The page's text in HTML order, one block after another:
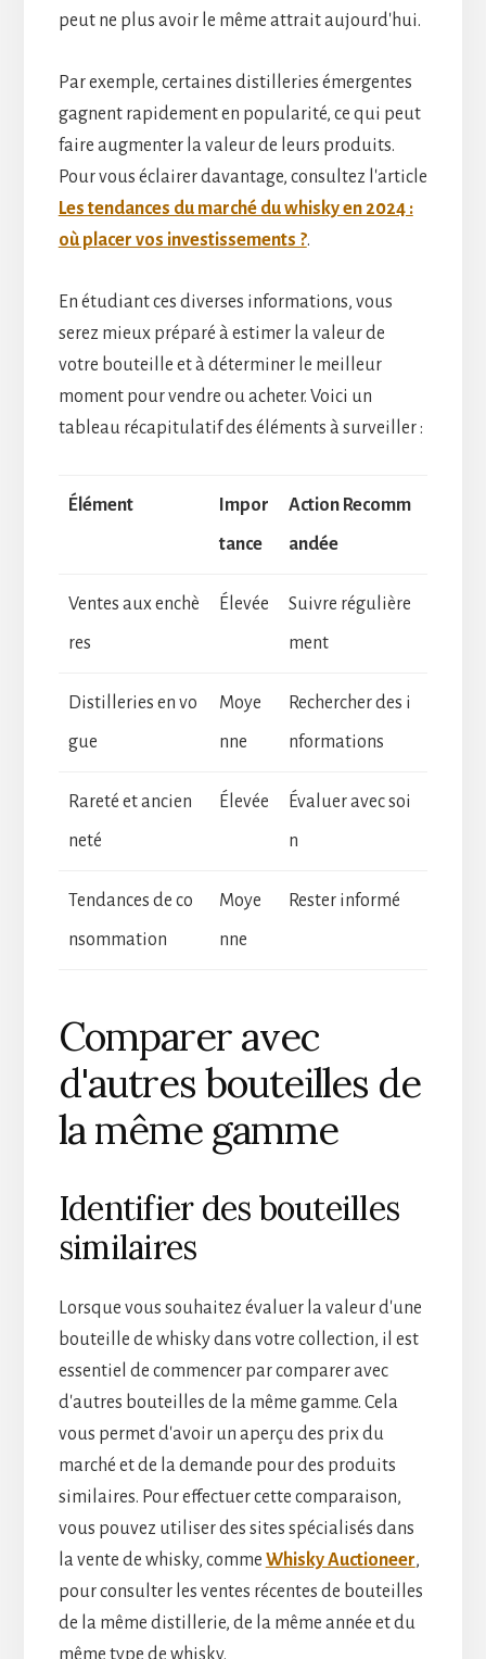
peut ne plus avoir le même attrait aujourd'hui.
Par exemple, certaines distilleries émergentes
gagnent rapidement en popularité, ce qui peut
faire augmenter la valeur de leurs produits.
Pour vous éclairer davantage, consultez l'article
Les tendances du marché du whisky en 2024 :
où placer vos investissements ?.
En étudiant ces diverses informations, vous
serez mieux préparé à estimer la valeur de
votre bouteille et à déterminer le meilleur
moment pour vendre ou acheter. Voici un
tableau récapitulatif des éléments à surveiller :
Élément
Impor
tance
Action Recomm
andée
Ventes aux enchè
res
Élevée
Suivre régulière
ment
Distilleries en vo
gue
Moye
nne
Rechercher des i
nformations
Rareté et ancien
neté
Élevée
Évaluer avec soi
n
Tendances de co
nsommation
Moye
nne
Rester informé
Comparer avec
d'autres bouteilles de
la même gamme
Identifier des bouteilles
similaires
Lorsque vous souhaitez évaluer la valeur d'une
bouteille de whisky dans votre collection, il est
essentiel de commencer par comparer avec
d'autres bouteilles de la même gamme. Cela
vous permet d'avoir un aperçu des prix du
marché et de la demande pour des produits
similaires. Pour effectuer cette comparaison,
vous pouvez utiliser des sites spécialisés dans
la vente de whisky, comme Whisky Auctioneer,
pour consulter les ventes récentes de bouteilles
de la même distillerie, de la même année et du
même type de whisky.